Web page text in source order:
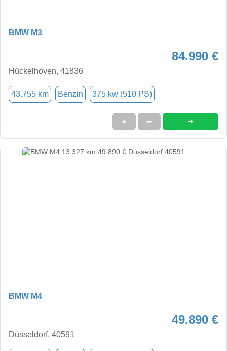
BMW M3
84.990 €
Hückelhoven, 41836
43.755 km Benzin 375 kw (510 PS)
★ ➦ ➜
BMW M4
49.890 €
Düsseldorf, 40591